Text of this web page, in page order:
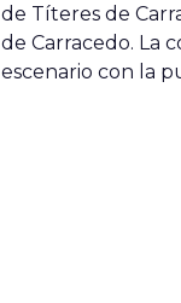
de Títeres de
de Carracedo. La
escenario con la